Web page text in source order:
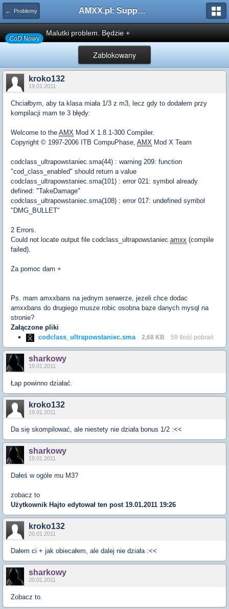
← Problemy AMXX.pl: Support AMX Mod X i SourceMod
CoD Nowy
Malutki problem. Będzie +
Zablokowany
kroko132
19.01.2011
Chciałbym, aby ta klasa miała 1/3 z m3, lecz gdy to dodałem przy
kompilacji mam te 3 błędy:
Welcome to the AMX Mod X 1.8.1-300 Compiler.
Copyright © 1997-2006 ITB CompuPhase, AMX Mod X Team
codclass_ultrapowstaniec.sma(44) : warning 209: function
"cod_class_enabled" should return a value
codclass_ultrapowstaniec.sma(101) : error 021: symbol already
defined: "TakeDamage"
codclass_ultrapowstaniec.sma(108) : error 017: undefined symbol
"DMG_BULLET"
2 Errors.
Could not locate output file codclass_ultrapowstaniec.amxx (compile
failed).
Za pomoc dam +
Ps. mam amxxbans na jednym serwerze, jezeli chce dodac
amxxbans do drugiego musze robic osobna baze danych mysql na
stronie?
Załączone pliki
codclass_ultrapowstaniec.sma
2,68 KB 59 Ilość pobrań
sharkowy
19.01.2011
Łap powinno działać.
kroko132
19.01.2011
Da się skompilować, ale niestety nie działa bonus 1/2 :<<
sharkowy
19.01.2011
Dałeś w ogóle mu M3?
zobacz to
Użytkownik Hajto edytował ten post 19.01.2011 19:26
kroko132
20.01.2011
Dałem ci + jak obiecałem, ale dalej nie działa :<<
sharkowy
20.01.2011
Zobacz to.